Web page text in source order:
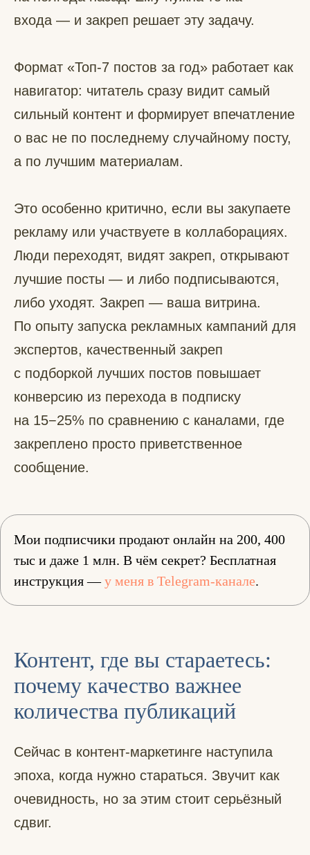
входа — и закреп решает эту задачу.
Формат «Топ-7 постов за год» работает как
навигатор: читатель сразу видит самый
сильный контент и формирует впечатление
о вас не по последнему случайному посту,
а по лучшим материалам.
Это особенно критично, если вы закупаете
рекламу или участвуете в коллаборациях.
Люди переходят, видят закреп, открывают
лучшие посты — и либо подписываются,
либо уходят. Закреп — ваша витрина.
По опыту запуска рекламных кампаний для
экспертов, качественный закреп
с подборкой лучших постов повышает
конверсию из перехода в подписку
на 15−25% по сравнению с каналами, где
закреплено просто приветственное
сообщение.
Мои подписчики продают онлайн на 200, 400
тыс и даже 1 млн. В чём секрет? Бесплатная
инструкция —у меня в Telegram-канале.
Контент, где вы стараетесь:
почему качество важнее
количества публикаций
Сейчас в контент-маркетинге наступила
эпоха, когда нужно стараться. Звучит как
очевидность, но за этим стоит серьёзный
сдвиг.